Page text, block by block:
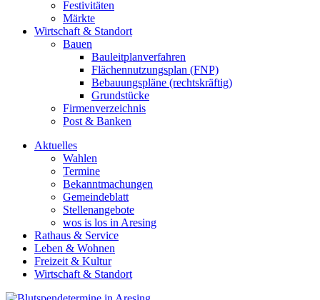
Festivitäten
Märkte
Wirtschaft & Standort
Bauen
Bauleitplanverfahren
Flächennutzungsplan (FNP)
Bebauungspläne (rechtskräftig)
Grundstücke
Firmenverzeichnis
Post & Banken
Aktuelles
Wahlen
Termine
Bekanntmachungen
Gemeindeblatt
Stellenangebote
wos is los in Aresing
Rathaus & Service
Leben & Wohnen
Freizeit & Kultur
Wirtschaft & Standort